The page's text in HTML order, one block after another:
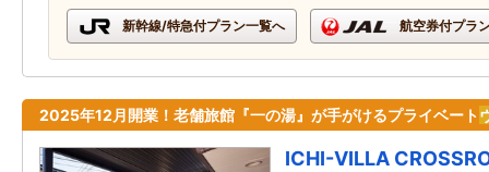
新幹線/特急付プラン一覧へ 航空券付プラ
2025年12月開業！老舗旅館『一の湯』が手がけるプライベート
ICHI-VILLA